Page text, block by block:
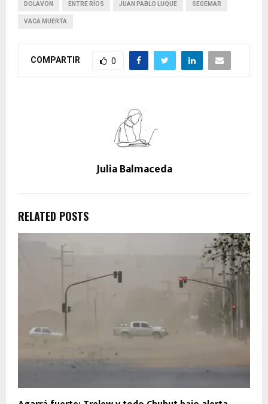
DOLAVON ENTRE RÍOS JUAN PABLO LUQUE SEGEMAR
VACA MUERTA
COMPARTIR 0
Julia Balmaceda
RELATED POSTS